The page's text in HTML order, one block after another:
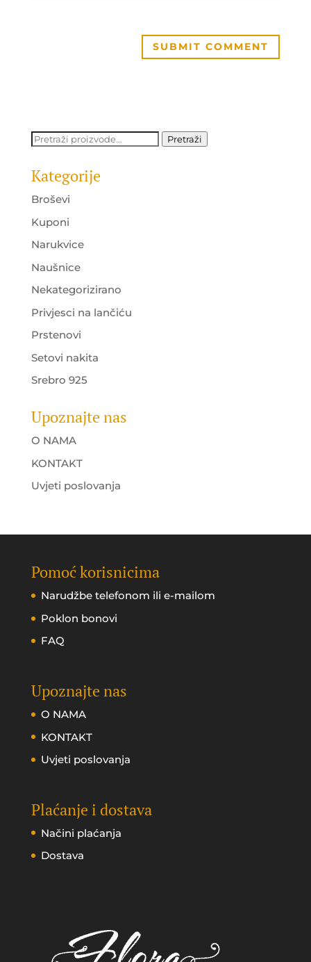
Pretraži: Pretraži
Kategorije
Broševi
Kuponi
Narukvice
Naušnice
Nekategorizirano
Privjesci na lančiću
Prstenovi
Setovi nakita
Srebro 925
Upoznajte nas
O NAMA
KONTAKT
Uvjeti poslovanja
Pomoć korisnicima
Narudžbe telefonom ili e-mailom
Poklon bonovi
FAQ
Upoznajte nas
O NAMA
KONTAKT
Uvjeti poslovanja
Plaćanje i dostava
Načini plaćanja
Dostava